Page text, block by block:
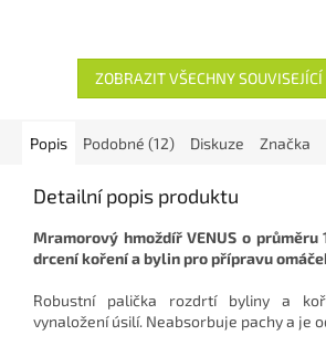
ZOBRAZIT VŠECHNY SOUVISEJÍCÍ
Popis Podobné (12) Diskuze Značka
Detailní popis produktu
Mramorový hmoždíř VENUS o
drcení koření a bylin pro přípravu
Robustní palička rozdrtí byliny a
vynaložení úsilí. Neabsorbuje pachy a je